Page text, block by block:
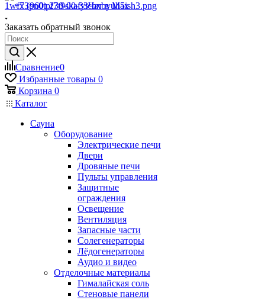
+7 (960) 230-00-33Чат в Max
Заказать обратный звонок
Сравнение0
Избранные товары 0
Корзина 0
Каталог
Сауна
Оборудование
Электрические печи
Двери
Дровяные печи
Пульты управления
Защитные
ограждения
Освещение
Вентиляция
Запасные части
Солегенераторы
Лёдогенераторы
Аудио и видео
Отделочные материалы
Гималайская соль
Стеновые панели